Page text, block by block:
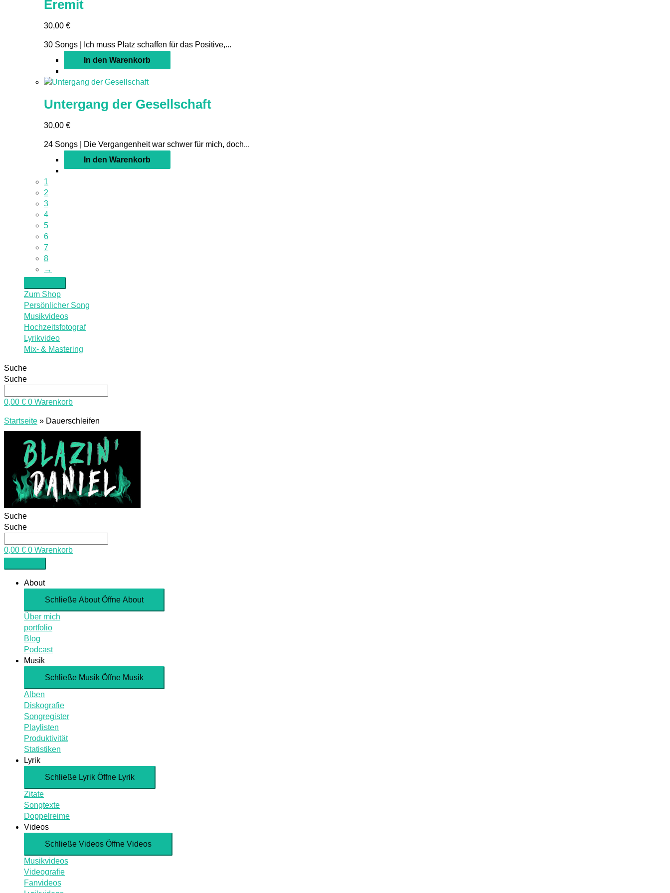
Eremit
30,00 €
30 Songs | Ich muss Platz schaffen für das Positive,...
In den Warenkorb
Untergang der Gesellschaft
30,00 €
24 Songs | Die Vergangenheit war schwer für mich, doch...
In den Warenkorb
1
2
3
4
5
6
7
8
→
Zum Shop
Persönlicher Song
Musikvideos
Hochzeitsfotograf
Lyrikvideo
Mix- & Mastering
Suche
Suche
0,00 € 0 Warenkorb
Startseite » Dauerschleifen
Suche
Suche
0,00 € 0 Warenkorb
About
Schließe About Öffne About
Über mich
portfolio
Blog
Podcast
Musik
Schließe Musik Öffne Musik
Alben
Diskografie
Songregister
Playlisten
Produktivität
Statistiken
Lyrik
Schließe Lyrik Öffne Lyrik
Zitate
Songtexte
Doppelreime
Videos
Schließe Videos Öffne Videos
Musikvideos
Videografie
Fanvideos